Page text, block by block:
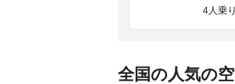
4人乗り
全国の人気の